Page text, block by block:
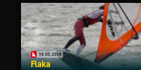
19.05.2014
Flaka